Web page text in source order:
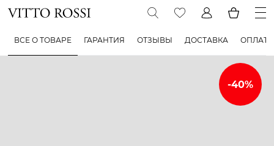
ВСЕ О ТОВАРЕ ГАРАНТИЯ ОТЗЫВЫ ДОСТАВКА ОПЛАТА